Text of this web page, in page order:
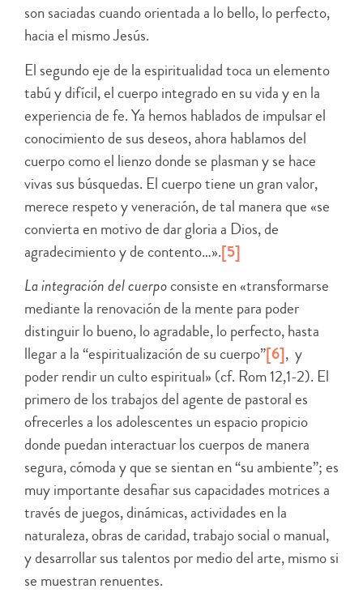
son saciadas cuando orientada a lo bello, lo perfecto,
hacia el mismo Jesús.
El segundo eje de la espiritualidad toca un elemento
tabú y difícil, el cuerpo integrado en su vida y en la
experiencia de fe. Ya hemos hablados de impulsar el
conocimiento de sus deseos, ahora hablamos del
cuerpo como el lienzo donde se plasman y se hace
vivas sus búsquedas. El cuerpo tiene un gran valor,
merece respeto y veneración, de tal manera que «se
convierta en motivo de dar gloria a Dios, de
agradecimiento y de contento…».[5]
La integración del cuerpoconsiste en «transformarse
mediante la renovación de la mente para poder
distinguir lo bueno, lo agradable, lo perfecto, hasta
llegar a la “espiritualización de su cuerpo”[6], y
poder rendir un culto espiritual» (cf. Rom 12,1-2). El
primero de los trabajos del agente de pastoral es
ofrecerles a los adolescentes un espacio propicio
donde puedan interactuar los cuerpos de manera
segura, cómoda y que se sientan en “su ambiente”; es
muy importante desafiar sus capacidades motrices a
través de juegos, dinámicas, actividades en la
naturaleza, obras de caridad, trabajo social o manual,
y desarrollar sus talentos por medio del arte, mismo si
se muestran renuentes.